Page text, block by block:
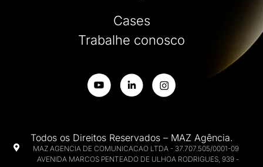
Cases
Trabalhe conosco
Todos os Direitos Reservados – MAZ Agência.
MAZ AGENCIA DE COMUNICACAO LTDA - 37.707.505/0001-09
AVENIDA MARCOS PENTEADO DE ULHOA RODRIGUES, 939 -